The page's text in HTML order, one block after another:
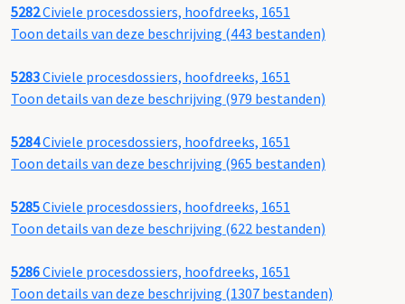
5282Civiele procesdossiers, hoofdreeks, 1651
Toon details van deze beschrijving (443 bestanden)
5283Civiele procesdossiers, hoofdreeks, 1651
Toon details van deze beschrijving (979 bestanden)
5284Civiele procesdossiers, hoofdreeks, 1651
Toon details van deze beschrijving (965 bestanden)
5285Civiele procesdossiers, hoofdreeks, 1651
Toon details van deze beschrijving (622 bestanden)
5286Civiele procesdossiers, hoofdreeks, 1651
Toon details van deze beschrijving (1307 bestanden)